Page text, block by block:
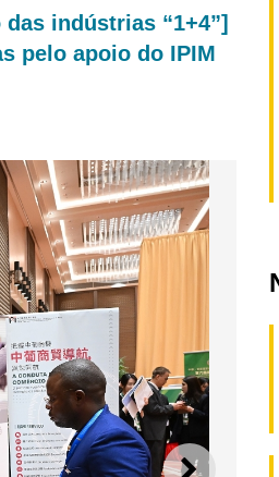
indústrias “1+4”]
pelo apoio do IPIM